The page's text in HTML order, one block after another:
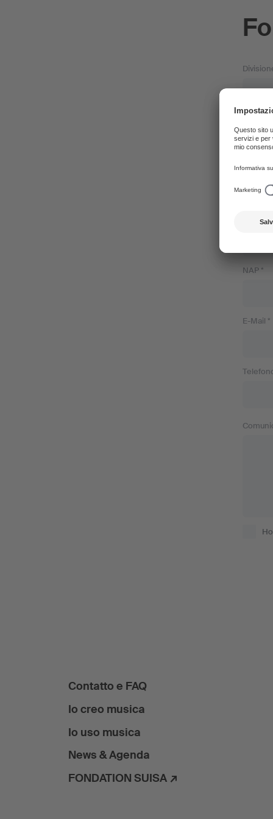
Nome *
NAP *
E-Mail *
Contatto e FAQ
Io creo musica
Io uso musica
News & Agenda
FONDATION SUISA ↗